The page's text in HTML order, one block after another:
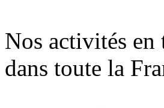
Nos activités en
dans toute la